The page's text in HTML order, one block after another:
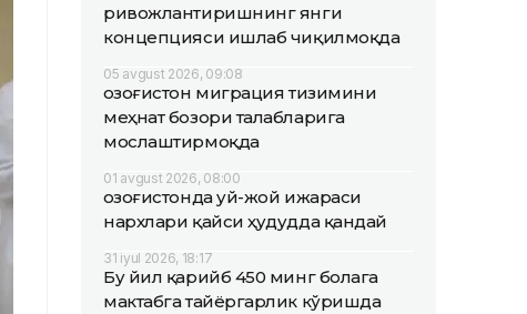
ривожлантиришнинг янги
концепцияси ишлаб чиқилмоқда
05 avgust 2026, 09:08
Қозоғистон миграция тизимини
меҳнат бозори талабларига
мослаштирмоқда
01 avgust 2026, 08:00
Қозоғистонда уй-жой ижараси
нархлари қайси ҳудудда қандай
31 iyul 2026, 18:17
Бу йил қарийб 450 минг болага
мактабга тайёргарлик кўришда